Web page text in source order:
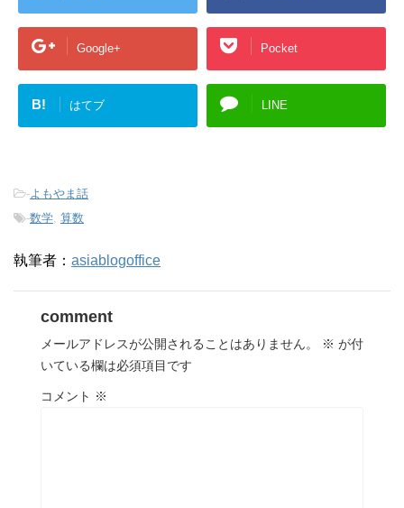
Google+ Pocket
B! はてブ LINE
-よもやま話
-数学 算数
執筆者： asiablogoffice
comment
メールアドレスが公開されることはありません。 ※ が付
いている欄は必須項目です
コメント ※